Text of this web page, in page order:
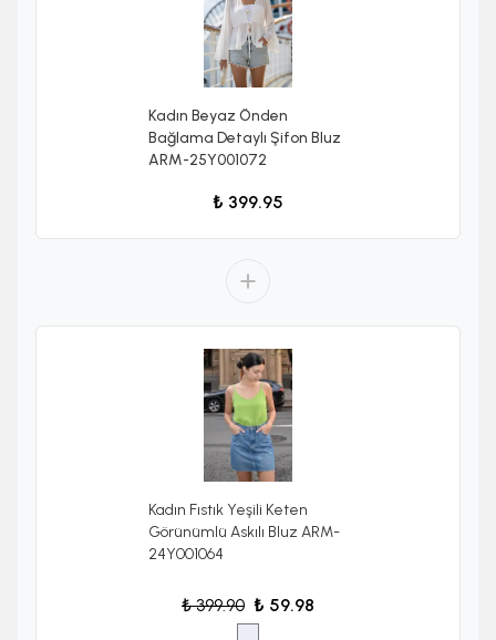
Kadın Beyaz Önden
Bağlama Detaylı Şifon Bluz
ARM-25Y001072
₺ 399.95
Kadın Fıstık Yeşili Keten
Görünümlü Askılı Bluz ARM-
24Y001064
₺ 399.90 ₺ 59.98